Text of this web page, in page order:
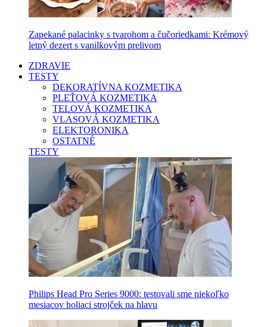
Zapekané palacinky s tvarohom a čučoriedkami: Krémový
letný dezert s vanilkovým prelivom
ZDRAVIE
TESTY
DEKORATÍVNA KOZMETIKA
PLEŤOVÁ KOZMETIKA
TELOVÁ KOZMETIKA
VLASOVÁ KOZMETIKA
ELEKTORONIKA
OSTATNÉ
TESTY
Philips Head Pro Series 9000: testovali sme niekoľko
mesiacov holiaci strojček na hlavu